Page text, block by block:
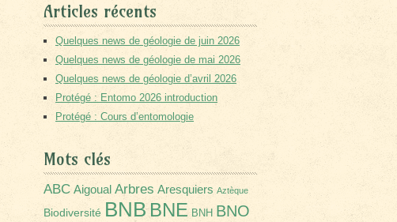
Articles récents
Quelques news de géologie de juin 2026
Quelques news de géologie de mai 2026
Quelques news de géologie d’avril 2026
Protégé : Entomo 2026 introduction
Protégé : Cours d’entomologie
Mots clés
ABC Aigoual Arbres Aresquiers Aztèque
Biodiversité BNB BNE BNH BNO